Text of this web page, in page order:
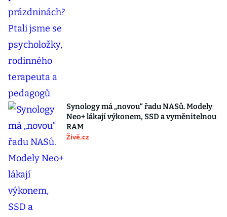
Synology má „novou“ řadu NASů. Modely
Neo+ lákají výkonem, SSD a vyměnitelnou
RAM
Živě.cz